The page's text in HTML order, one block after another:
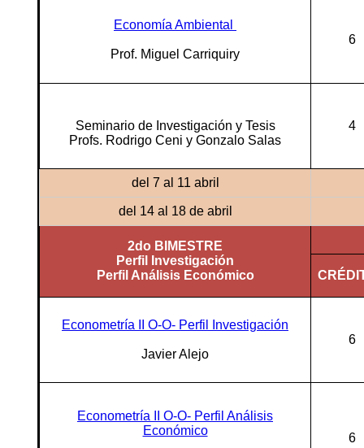
Economía Ambiental
Prof. Miguel Carriquiry
6
Seminario de Investigación y Tesis
Profs. Rodrigo Ceni y Gonzalo Salas
4
del 7 al 11 abril
del 14 al 18 de abril
2do BIMESTRE
Perfil Investigación
Perfil Análisis Económico
Econometría II O-O- Perfil Investigación
Javier Alejo
6
Econometría II O-O- Perfil Análisis
Económico
6